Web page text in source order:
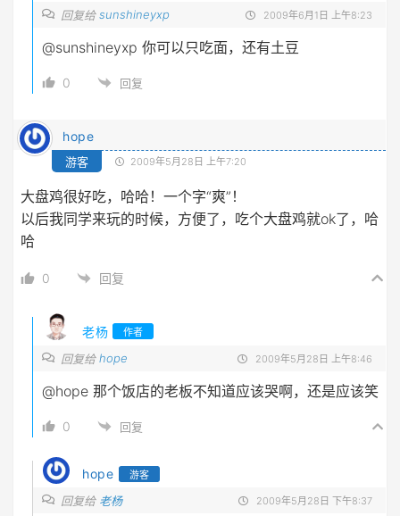
回复给sunshineyxp 2009年6月1日 上午8:23
@sunshineyxp 你可以只吃面，还有土豆
0 回复
hope
游客 2009年5月28日 上午7:20
大盘鸡很好吃，哈哈！一个字“爽”！
以后我同学来玩的时候，方便了，吃个大盘鸡就ok了，哈
哈
0 回复
老杨 作者
回复给hope 2009年5月28日 上午8:46
@hope 那个饭店的老板不知道应该哭啊，还是应该笑
0 回复
hope 游客
回复给 老杨 2009年5月28日 下午8:37